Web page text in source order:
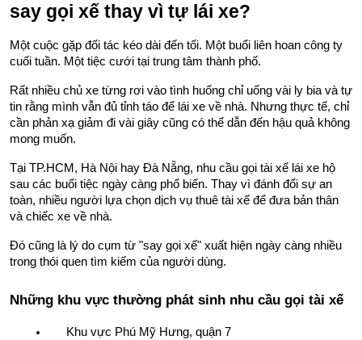
say gọi xế thay vì tự lái xe?
Một cuộc gặp đối tác kéo dài đến tối. Một buổi liên hoan công ty
cuối tuần. Một tiệc cưới tại trung tâm thành phố.
Rất nhiều chủ xe từng rơi vào tình huống chỉ uống vài ly bia và tự
tin rằng mình vẫn đủ tỉnh táo để lái xe về nhà. Nhưng thực tế, chỉ
cần phản xạ giảm đi vài giây cũng có thể dẫn đến hậu quả không
mong muốn.
Tại TP.HCM, Hà Nội hay Đà Nẵng, nhu cầu gọi tài xế lái xe hộ
sau các buổi tiệc ngày càng phổ biến. Thay vì đánh đổi sự an
toàn, nhiều người lựa chọn dịch vụ thuê tài xế để đưa bản thân
và chiếc xe về nhà.
Đó cũng là lý do cụm từ "say gọi xế" xuất hiện ngày càng nhiều
trong thói quen tìm kiếm của người dùng.
Những khu vực thường phát sinh nhu cầu gọi tài xế
Khu vực Phú Mỹ Hưng, quận 7